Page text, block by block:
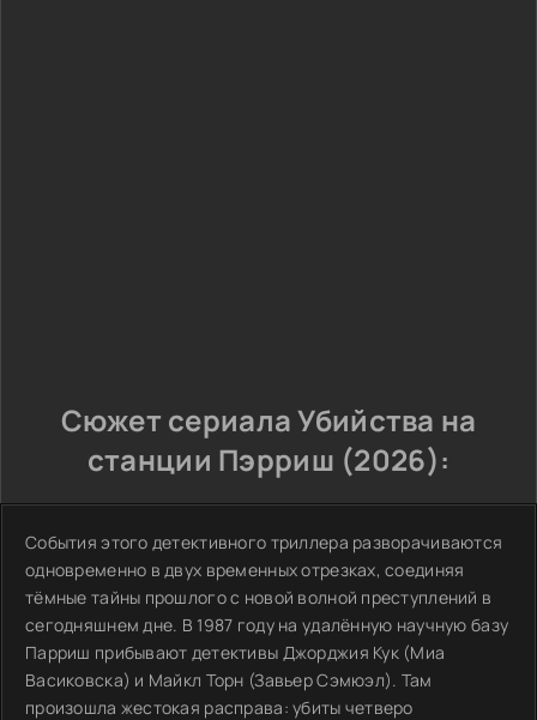
Сюжет сериала Убийства на
станции Пэрриш (2026):
События этого детективного триллера разворачиваются
одновременно в двух временных отрезках, соединяя
тёмные тайны прошлого с новой волной преступлений в
сегодняшнем дне. В 1987 году на удалённую научную базу
Парриш прибывают детективы Джорджия Кук (Миа
Васиковска) и Майкл Торн (Завьер Сэмюэл). Там
произошла жестокая расправа: убиты четверо